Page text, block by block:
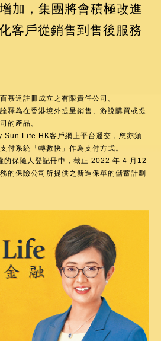
加，集團將會積極改進
客戶從銷售到售後服務
慕達註冊成立之有限責任公司。
釋為在香港境外提呈銷售、游說購買或提
的產品。
Sun Life HK客戶網上平台遞交，您亦須
付系統「轉數快」作為支付方式。
的保險人登記冊中，截止 2022 年 4 月12
的保險公司所提供之新造保單的儲蓄計劃